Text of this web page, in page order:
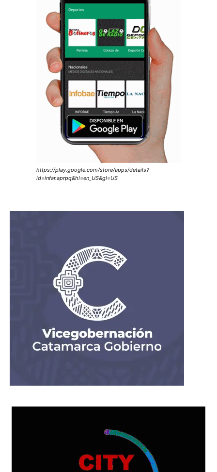
https://play.google.com/store/apps/details?
id=infar.aprpq&hl=en_US&gl=US